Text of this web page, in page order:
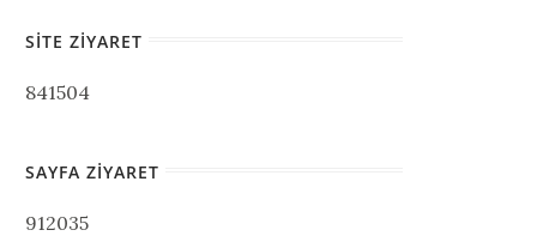
SITE ZIYARET
841504
SAYFA ZIYARET
912035